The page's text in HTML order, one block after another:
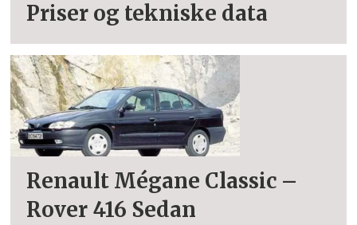
Priser og tekniske data
Renault Mégane Classic –
Rover 416 Sedan